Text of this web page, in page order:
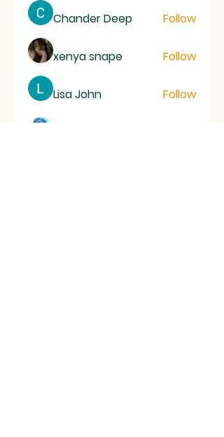
Chander Deep
Follow
xenya snape Follow
Lisa John Follow